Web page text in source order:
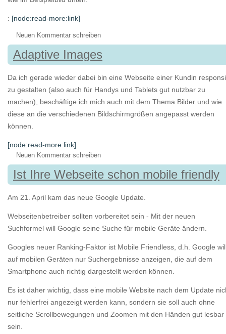
: [node:read-more:link]
Neuen Kommentar schreiben
Adaptive Images
Da ich gerade wieder dabei bin eine Webseite einer Kundin
zu gestalten (also auch für Handys und Tablets gut nutzbar zu
machen), beschäftige ich mich auch mit dem Thema Bilder und wie
diese an die verschiedenen Bildschirmgrößen angepasst werden
können.
[node:read-more:link]
Neuen Kommentar schreiben
Ist Ihre Webseite schon mobile friendly
Am 21. April kam das neue Google Update.
Webseitenbetreiber sollten vorbereitet sein - Mit der neuen
Suchformel will Google seine Suche für mobile Geräte ändern.
Googles neuer Ranking-Faktor ist Mobile Friendless, d.h. Google
auf mobilen Geräten nur Suchergebnisse anzeigen, die auf dem
Smartphone auch richtig dargestellt werden können.
Es ist daher wichtig, dass eine mobile Website nach dem Update
nur fehlerfrei angezeigt werden kann, sondern sie soll auch ohne
seitliche Scrollbewegungen und Zoomen mit den Händen gut lesbar
sein.